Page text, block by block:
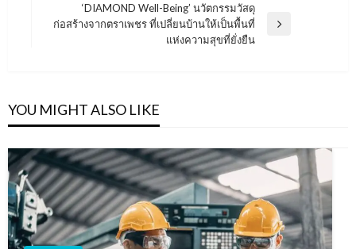
Next
‘DIAMOND Well-Being’ นวัตกรรมวัสดุ
ก่อสร้างจากตราเพชร ที่เปลี่ยนบ้านให้เป็นพื้นที่
แห่งความสุขที่ยั่งยืน
YOU MIGHT ALSO LIKE